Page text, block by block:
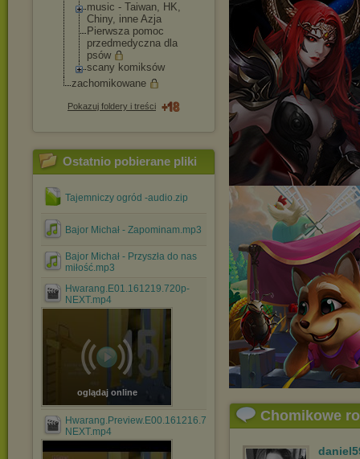
music - Taiwan, HK,
Chiny, inne Azja
Pierwsza pomoc
przedmedyczna dla
psów
scany komiksów
zachomikowane
Pokazuj foldery i treści
Ostatnio pobierane pliki
Tajemniczy ogród -audio.zip
Bajor Michał - Zapominam.mp3
Bajor Michał - Przyszła do nas
miłość.mp3
Hwarang.E01.161219.720p-
NEXT.mp4
oglądaj online
Hwarang.Preview.E00.161216.720p-
NEXT.mp4
Chomikowe